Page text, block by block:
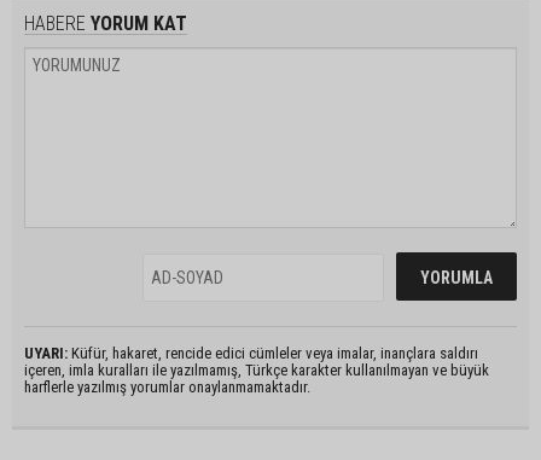
HABERE YORUM KAT
UYARI: Küfür, hakaret, rencide edici cümleler veya imalar, inançlara saldırı
içeren, imla kuralları ile yazılmamış, Türkçe karakter kullanılmayan ve büyük
harflerle yazılmış yorumlar onaylanmamaktadır.